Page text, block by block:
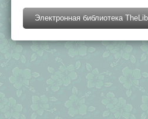
Электронная библиотека